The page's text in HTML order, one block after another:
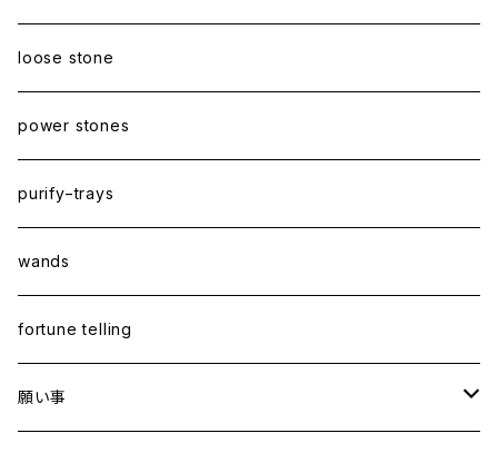
loose stone
power stones
purify−trays
wands
fortune telling
願い事